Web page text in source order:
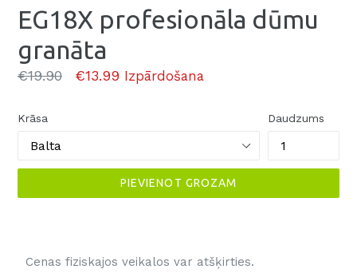
EG18X profesionāla dūmu
granāta
Parasti
€19.90 €13.99 Izpārdošana
Krāsa Daudzums
PIEVIENOT GROZAM
Cenas fiziskajos veikalos var atšķirties.